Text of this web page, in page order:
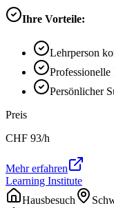
Ihre Vorteile:
Lehrperson
Persönlicher
Preis
CHF 93/h
Mehr erfahren
Learning Institute
Hausbesuch